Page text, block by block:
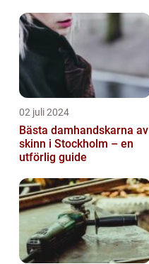
02 juli 2024
Bästa damhandskarna av
skinn i Stockholm – en
utförlig guide